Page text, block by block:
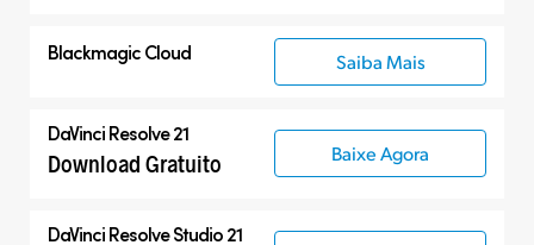
Blackmagic Cloud Saiba Mais
DaVinci Resolve 21
Download Gratuito Baixe Agora
DaVinci Resolve Studio 21